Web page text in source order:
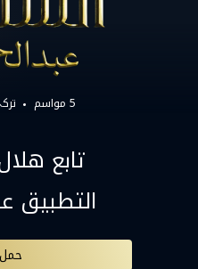
5 مواسم
تابع
التطبيق